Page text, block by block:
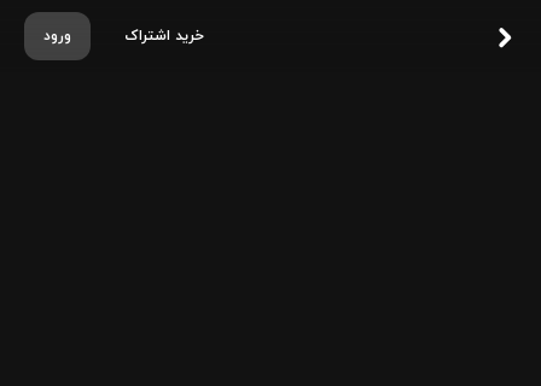
ورود خرید اشتراک